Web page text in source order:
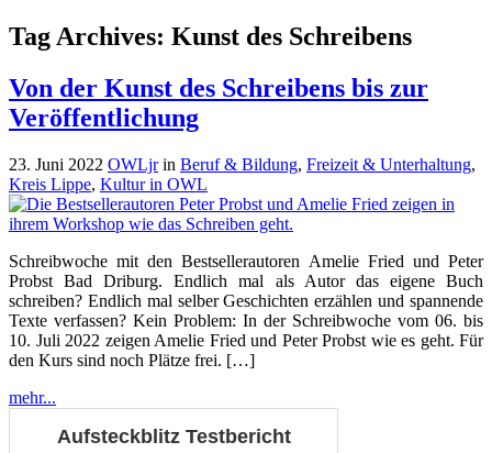
Tag Archives: Kunst des Schreibens
Von der Kunst des Schreibens bis zur
Veröffentlichung
23. Juni 2022 OWLjrin Beruf & Bildung, Freizeit & Unterhaltung,
Kreis Lippe, Kultur in OWL
Schreibwoche mit den Bestsellerautoren Amelie Fried und Peter
Probst Bad Driburg. Endlich mal als Autor das eigene Buch
schreiben? Endlich mal selber Geschichten erzählen und spannende
Texte verfassen? Kein Problem: In der Schreibwoche vom 06. bis
10. Juli 2022 zeigen Amelie Fried und Peter Probst wie es geht. Für
den Kurs sind noch Plätze frei. […]
mehr...
Aufsteckblitz Testbericht